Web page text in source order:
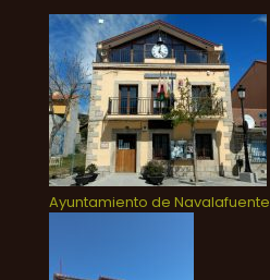
Ayuntamiento de Navalafuente